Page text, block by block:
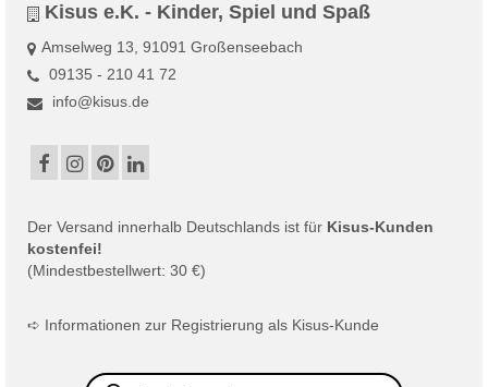
Kisus e.K. - Kinder, Spiel und Spaß
Amselweg 13, 91091 Großenseebach
09135 - 210 41 72
info@kisus.de
Der Versand innerhalb Deutschlands ist für Kisus-Kunden
kostenfei!
(Mindestbestellwert: 30 €)
➪ Informationen zur Registrierung als Kisus-Kunde
Products